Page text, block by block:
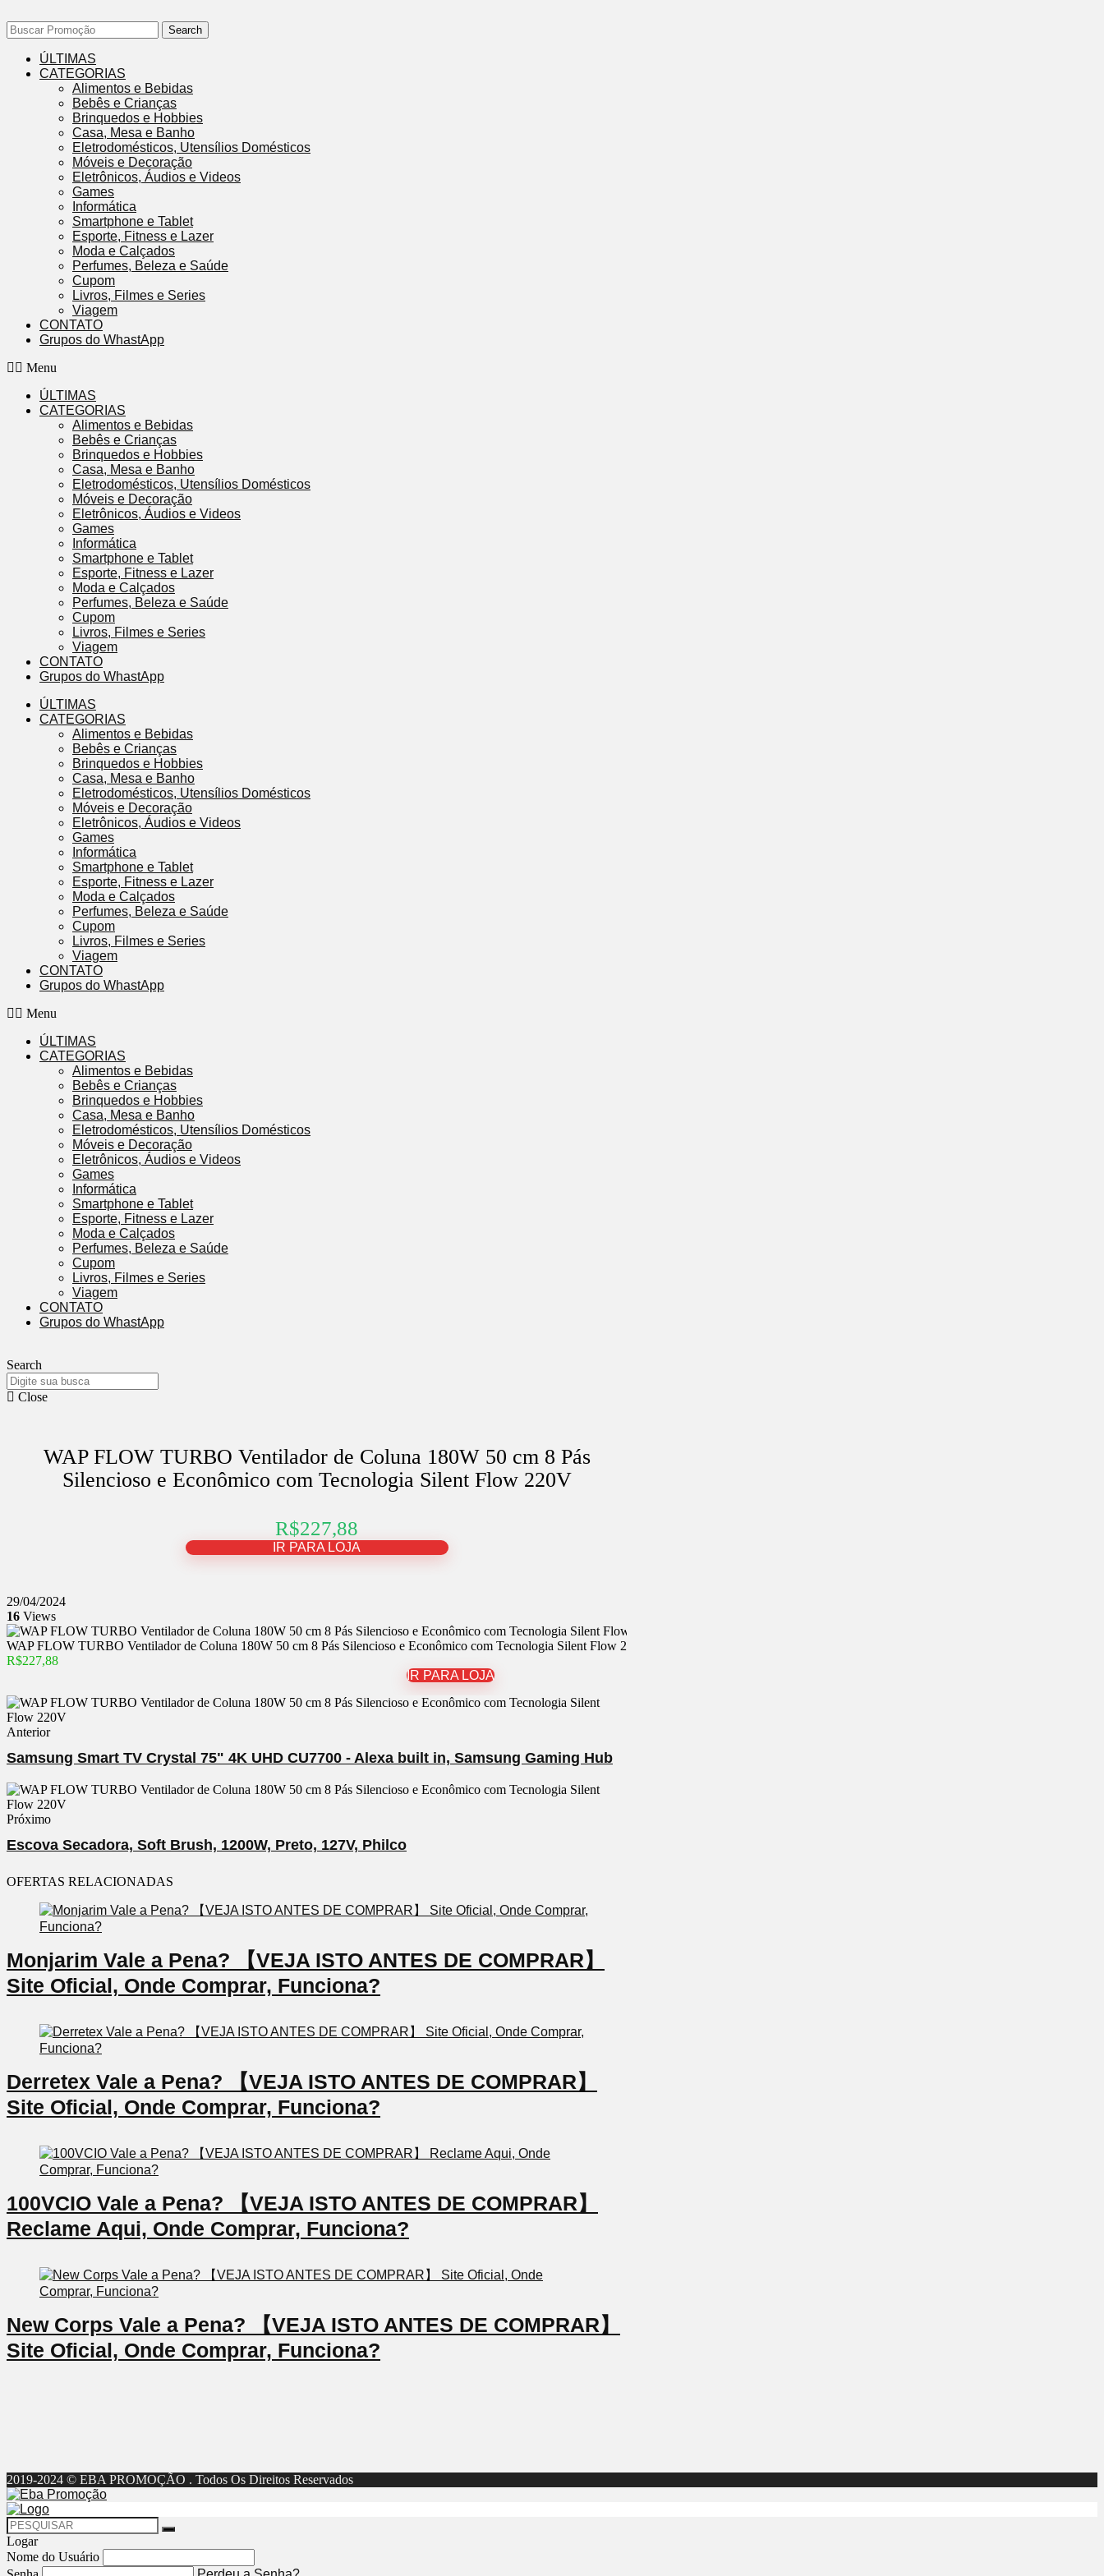
Search
ÚLTIMAS
CATEGORIAS
Alimentos e Bebidas
Bebês e Crianças
Brinquedos e Hobbies
Casa, Mesa e Banho
Eletrodomésticos, Utensílios Domésticos
Móveis e Decoração
Eletrônicos, Áudios e Videos
Games
Informática
Smartphone e Tablet
Esporte, Fitness e Lazer
Moda e Calçados
Perfumes, Beleza e Saúde
Cupom
Livros, Filmes e Series
Viagem
CONTATO
Grupos do WhastApp
Menu
ÚLTIMAS
CATEGORIAS
Alimentos e Bebidas
Bebês e Crianças
Brinquedos e Hobbies
Casa, Mesa e Banho
Eletrodomésticos, Utensílios Domésticos
Móveis e Decoração
Eletrônicos, Áudios e Videos
Games
Informática
Smartphone e Tablet
Esporte, Fitness e Lazer
Moda e Calçados
Perfumes, Beleza e Saúde
Cupom
Livros, Filmes e Series
Viagem
CONTATO
Grupos do WhastApp
ÚLTIMAS
CATEGORIAS
Alimentos e Bebidas
Bebês e Crianças
Brinquedos e Hobbies
Casa, Mesa e Banho
Eletrodomésticos, Utensílios Domésticos
Móveis e Decoração
Eletrônicos, Áudios e Videos
Games
Informática
Smartphone e Tablet
Esporte, Fitness e Lazer
Moda e Calçados
Perfumes, Beleza e Saúde
Cupom
Livros, Filmes e Series
Viagem
CONTATO
Grupos do WhastApp
Menu
ÚLTIMAS
CATEGORIAS
Alimentos e Bebidas
Bebês e Crianças
Brinquedos e Hobbies
Casa, Mesa e Banho
Eletrodomésticos, Utensílios Domésticos
Móveis e Decoração
Eletrônicos, Áudios e Videos
Games
Informática
Smartphone e Tablet
Esporte, Fitness e Lazer
Moda e Calçados
Perfumes, Beleza e Saúde
Cupom
Livros, Filmes e Series
Viagem
CONTATO
Grupos do WhastApp
Search
Close
WAP FLOW TURBO Ventilador de Coluna 180W 50 cm 8 Pás
Silencioso e Econômico com Tecnologia Silent Flow 220V
R$227,88
IR PARA LOJA
29/04/2024
16 Views
WAP FLOW TURBO Ventilador de Coluna 180W 50 cm 8 Pás Silencioso e Econômico com Tecnologia Silent Flow 220V
R$227,88
IR PARA LOJA
Anterior
Samsung Smart TV Crystal 75" 4K UHD CU7700 - Alexa built in, Samsung Gaming Hub
Próximo
Escova Secadora, Soft Brush, 1200W, Preto, 127V, Philco
OFERTAS RELACIONADAS
Monjarim Vale a Pena? 【VEJA ISTO ANTES DE COMPRAR】
Site Oficial, Onde Comprar, Funciona?
Derretex Vale a Pena? 【VEJA ISTO ANTES DE COMPRAR】
Site Oficial, Onde Comprar, Funciona?
100VCIO Vale a Pena? 【VEJA ISTO ANTES DE COMPRAR】
Reclame Aqui, Onde Comprar, Funciona?
New Corps Vale a Pena? 【VEJA ISTO ANTES DE COMPRAR】
Site Oficial, Onde Comprar, Funciona?
2019-2024 © EBA PROMOÇÃO . Todos Os Direitos Reservados
Logar
Nome do Usuário